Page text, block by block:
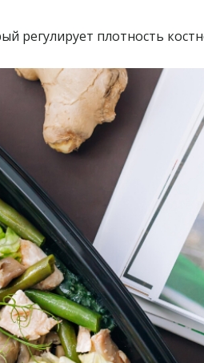
регулирует плотность